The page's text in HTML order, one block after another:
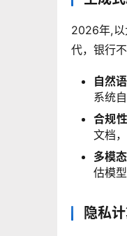
2026年,以
代，银行
自然
系统
合规
文档
多模
估模型
隐私